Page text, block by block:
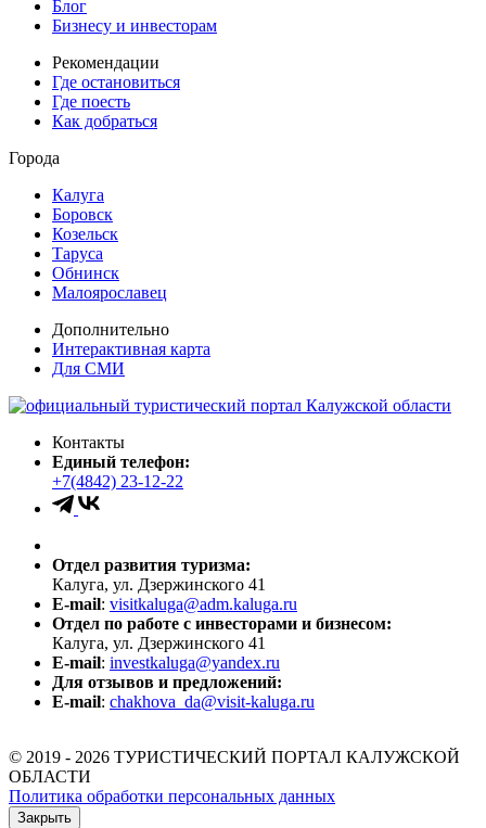
Блог
Бизнесу и инвесторам
Рекомендации
Где остановиться
Где поесть
Как добраться
Города
Калуга
Боровск
Козельск
Таруса
Обнинск
Малоярославец
Дополнительно
Интерактивная карта
Для СМИ
Контакты
Единый телефон:
+7(4842) 23-12-22
Отдел развития туризма:
Калуга, ул. Дзержинского 41
E-mail: visitkaluga@adm.kaluga.ru
Отдел по работе с инвесторами и бизнесом:
Калуга, ул. Дзержинского 41
E-mail: investkaluga@yandex.ru
Для отзывов и предложений:
E-mail: chakhova_da@visit-kaluga.ru
© 2019 - 2026 ТУРИСТИЧЕСКИЙ ПОРТАЛ КАЛУЖСКОЙ
ОБЛАСТИ
Политика обработки персональных данных
Закрыть